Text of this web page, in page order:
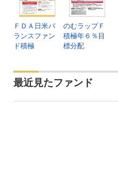
ＦＤＡ日米バ
ランスファン
ド積極
のむラップＦ
積極年６％目
標分配
最近見たファンド